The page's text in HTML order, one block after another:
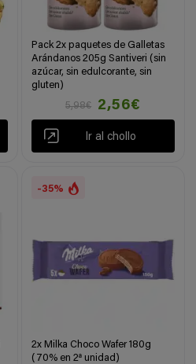
Pack 2x paquetes de Galletas
Arándanos 205g Santiveri (sin
azúcar, sin edulcorante, sin
gluten)
5,98€
2,56€
Ir al chollo
-35%
2x Milka Choco Wafer 180g
(70% en 2ª unidad)